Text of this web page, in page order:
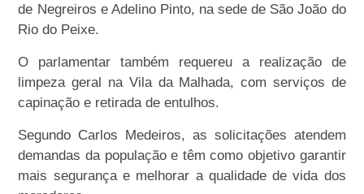
de Negreiros e Adelino Pinto, na sede de São João do
Rio do Peixe.
O parlamentar também requereu a realização de
limpeza geral na Vila da Malhada, com serviços de
capinação e retirada de entulhos.
Segundo Carlos Medeiros, as solicitações atendem
demandas da população e têm como objetivo garantir
mais segurança e melhorar a qualidade de vida dos